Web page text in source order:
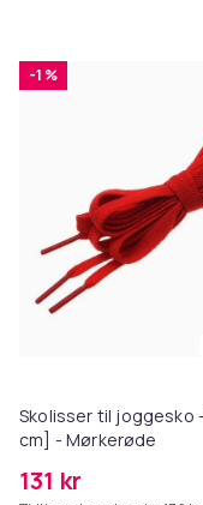
-1 %
Skolisser til joggesko
cm] - Mørkerøde
131 kr